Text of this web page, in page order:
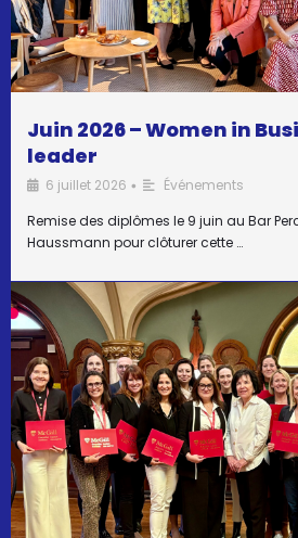
Juin 2026 – Women in
leader
6 juillet 2026 •
Événements
Remise des diplômes le 9 juin au Bar
Haussmann pour clôturer cette …